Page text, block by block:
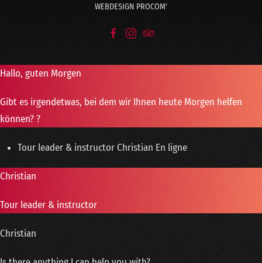
WEBDESIGN PROCOM'
Hallo, guten Morgen
Gibt es irgendetwas, bei dem wir Ihnen heute Morgen helfen
können? ?
Tour leader & instructorChristian En ligne
Christian
Tour leader & instructor
Christian